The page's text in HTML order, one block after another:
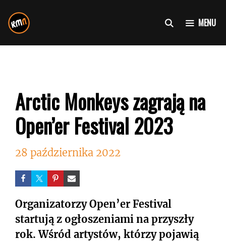
do
treści
MENU
Arctic Monkeys zagrają na
Open’er Festival 2023
28 października 2022
Organizatorzy Open’er Festival
startują z ogłoszeniami na przyszły
rok. Wśród artystów, którzy pojawią